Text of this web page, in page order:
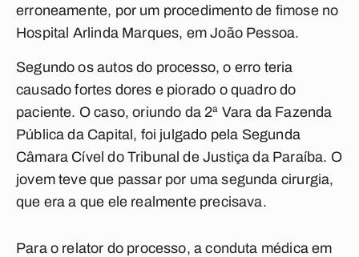
erroneamente, por um procedimento de fimose no
Hospital Arlinda Marques, em João Pessoa.
Segundo os autos do processo, o erro teria
causado fortes dores e piorado o quadro do
paciente. O caso, oriundo da 2ª Vara da Fazenda
Pública da Capital, foi julgado pela Segunda
Câmara Cível do Tribunal de Justiça da Paraíba. O
jovem teve que passar por uma segunda cirurgia,
que era a que ele realmente precisava.
Para o relator do processo, a conduta médica em